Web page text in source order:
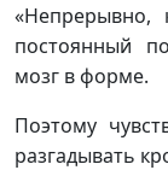
«Непрерывно,
постоянный
мозг в форме.
Поэтому
разгадывать